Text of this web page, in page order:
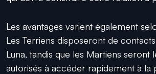
Les avantages varient également
Les Terriens disposeront de
Luna, tandis que les Martiens seront
autorisés à accéder rapidement à la